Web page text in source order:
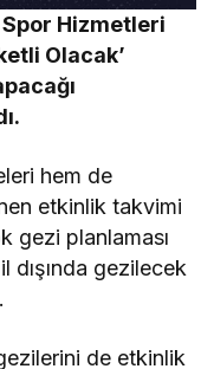
Hizmetleri
Olacak’
hem de
etkinlik takvimi
gezi planlaması
dışında gezilecek
de etkinlik